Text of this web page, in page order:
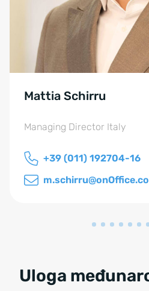
Mattia Schirru
Managing Director Italy
+39 (011) 192704-16
Uloga